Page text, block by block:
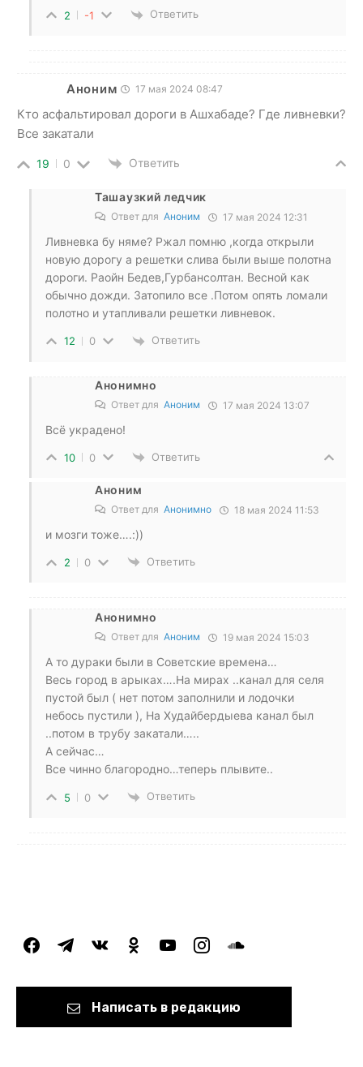
2 -1 Ответить
Аноним 17 мая 2024 08:47
Кто асфальтировал дороги в Ашхабаде? Где ливневки?
Все закатали
19 0 Ответить
Ташаузкий ледчик
Ответ для Аноним 17 мая 2024 12:31
Ливневка бу няме? Ржал помню ,когда открыли
новую дорогу а решетки слива были выше полотна
дороги. Раойн Бедев,Гурбансолтан. Весной как
обычно дожди. Затопило все .Потом опять ломали
полотно и утапливали решетки ливневок.
12 0 Ответить
Анонимно
Ответ для Аноним 17 мая 2024 13:07
Всё украдено!
10 0 Ответить
Аноним
Ответ для Анонимно 18 мая 2024 11:53
и мозги тоже….:))
2 0 Ответить
Анонимно
Ответ для Аноним 19 мая 2024 15:03
А то дураки были в Советские времена…
Весь город в арыках….На мирах ..канал для селя
пустой был ( нет потом заполнили и лодочки
небось пустили ), На Худайбердыева канал был
..потом в трубу закатали…..
А сейчас…
Все чинно благородно…теперь плывите..
5 0 Ответить
facebooktelegramvkontakteodnoklassniki
youtubeinstagramsoundcloud
Написать в редакцию